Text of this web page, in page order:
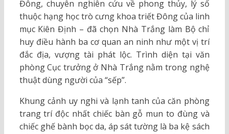
Đông, chuyên nghiên cứu về phong thủy, lý số
thuộc hạng học trò cưng khoa triết Đông của linh
mục Kiên Định – đã chọn Nhà Trắng làm Bộ chỉ
huy điều hành ba cơ quan an ninh như một vị trí
đắc địa, vượng tài phát lộc. Trình diện tại văn
phòng Cục trưởng ở Nhà Trắng nằm trong nghệ
thuật dùng người của “sếp”.
Khung cảnh uy nghi và lạnh tanh của căn phòng
trang trí độc nhất chiếc bàn gỗ mun to đùng và
chiếc ghế bành bọc da, áp sát tường là ba kệ sách